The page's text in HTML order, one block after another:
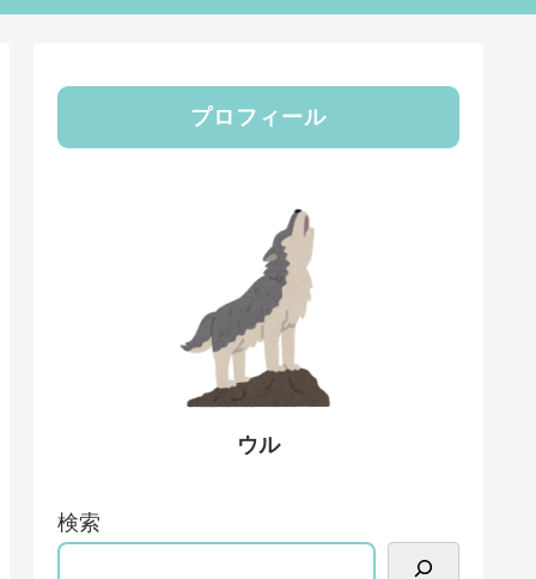
プロフィール
ウル
検索